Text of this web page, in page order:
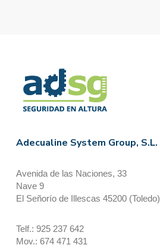
Adecualine System Group, S.L.
Avenida de las Naciones, 33
Nave 9
El Señorío de Illescas 45200 (Toledo)
Telf.: 925 237 642
Mov.: 674 471 431